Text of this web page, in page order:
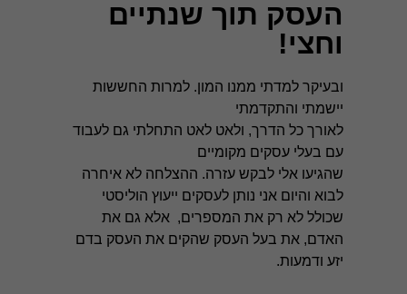
העסק תוך שנתיים
וחצי!
ובעיקר למדתי ממנו המון. למרות החששות
יישמתי והתקדמתי
לאורך כל הדרך, ולאט לאט התחלתי גם לעבוד
עם בעלי עסקים מקומיים
שהגיעו אלי לבקש עזרה. ההצלחה לא איחרה
לבוא והיום אני נותן לעסקים ייעוץ הוליסטי
שכולל לא רק את המספרים, אלא גם את
האדם, את בעל העסק שהקים את העסק בדם
יזע ודמעות.